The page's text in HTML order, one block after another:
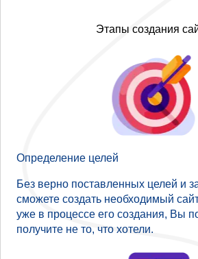
Этапы создания
Определение целей
Без верно поставленных целей и
сможете создать необходимый
уже в процессе его создания, Вы
получите не то, что хотели.